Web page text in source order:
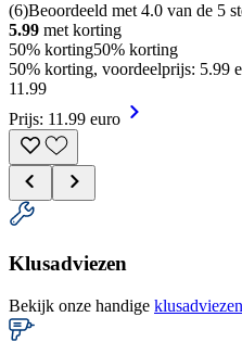
(6)Beoordeeld met 4.0 van de 5
5.99 met korting
50% korting50% korting
50% korting, voordeelprijs: 5.99
11.99
Prijs: 11.99 euro
Klusadviezen
Bekijk onze handige klusadviezen